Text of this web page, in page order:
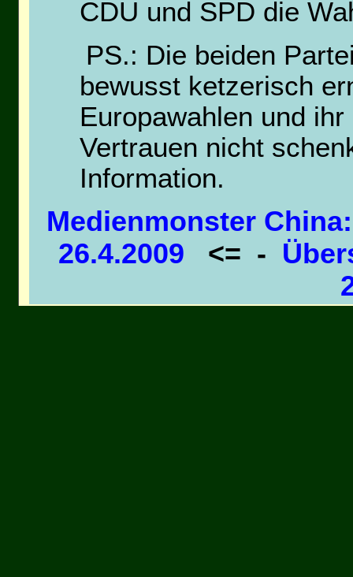
CDU und SPD die
PS.: Die beiden
bewusst ketzerisch
Europawahlen und
Vertrauen nicht
Information.
Medienmonster
26.4.2009 <= -